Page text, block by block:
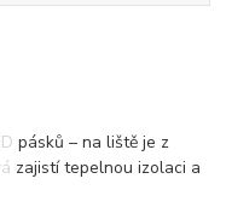
pásků – na liště je z
zajistí tepelnou izolaci a